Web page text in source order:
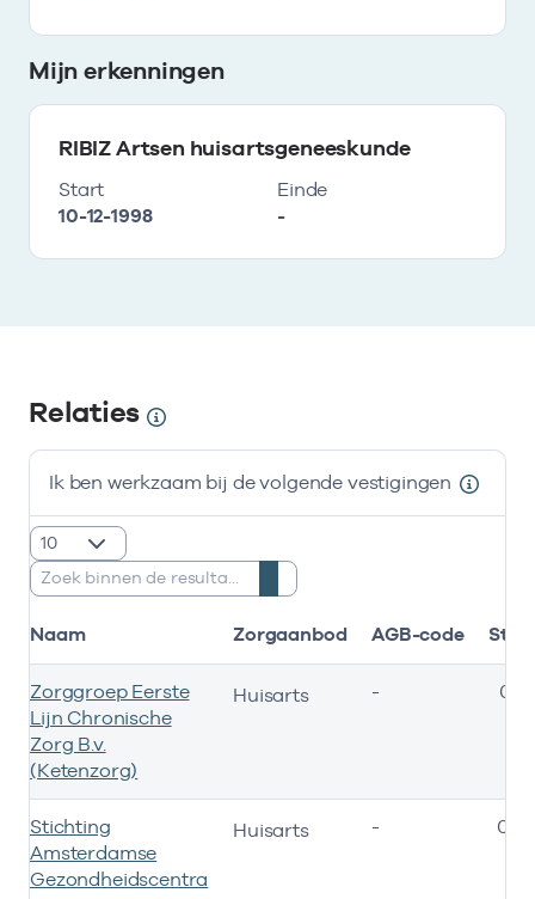
Mijn erkenningen
RIBIZ Artsen huisartsgeneeskunde
Start
10-12-1998
Einde
-
Relaties
Ik ben werkzaam bij de volgende vestigingen
Zoeken:
Naam Zorgaanbod AGB-code
Zorggroep Eerste
Lijn Chronische
Zorg B.v.
(Ketenzorg)
Huisarts - 01-
Stichting
Amsterdamse
Gezondheidscentra
Huisarts - 01-